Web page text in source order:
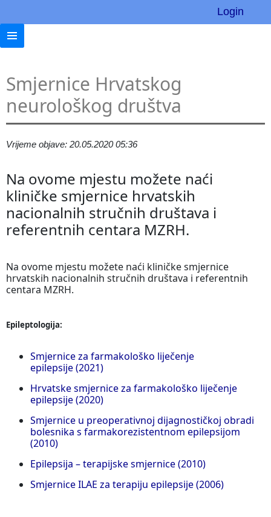
Login
Smjernice Hrvatskog
neurološkog društva
Vrijeme objave: 20.05.2020 05:36
Na ovome mjestu možete naći
kliničke smjernice hrvatskih
nacionalnih stručnih društava i
referentnih centara MZRH.
Na ovome mjestu možete naći kliničke smjernice
hrvatskih nacionalnih stručnih društava i referentnih
centara MZRH.
Epileptologija:
Smjernice za farmakološko liječenje
epilepsije (2021)
Hrvatske smjernice za farmakološko liječenje
epilepsije (2020)
Smjernice u preoperativnoj dijagnostičkoj obradi
bolesnika s farmakorezistentnom epilepsijom
(2010)
Epilepsija – terapijske smjernice (2010)
Smjernice ILAE za terapiju epilepsije (2006)